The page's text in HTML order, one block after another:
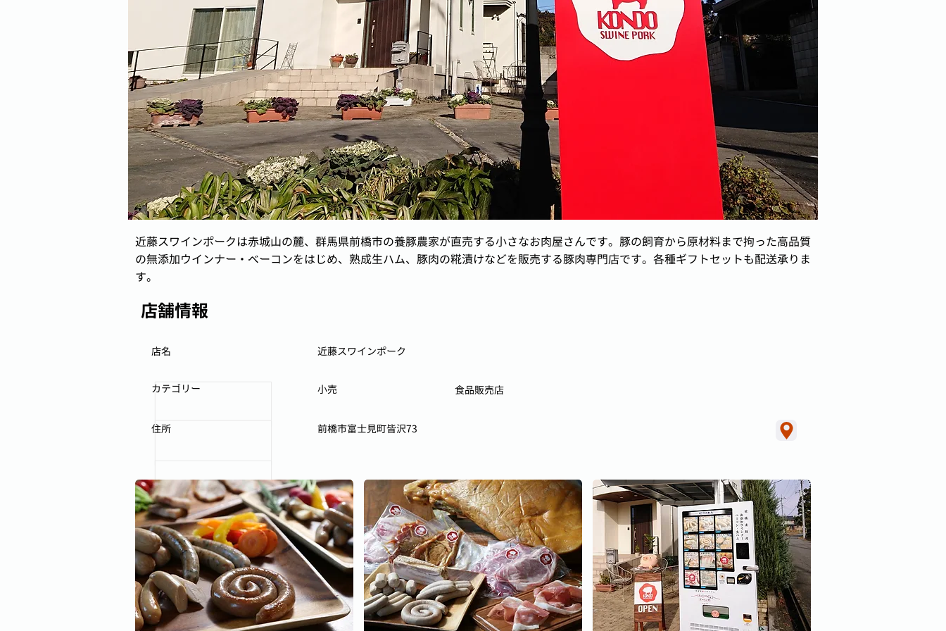
近藤スワインポークは赤城山の麓、群馬県前橋市の養豚農家が直売する小さなお肉屋さんです。豚の飼育から原材料まで拘った高品質
の無添加ウインナー・ベーコンをはじめ、熟成生ハム、豚肉の糀漬けなどを販売する豚肉専門店です。各種ギフトセットも配送承りま
す。
店舗情報
近藤スワインポーク
店名
小売
カテゴリー 食品販売店
前橋市富士見町皆沢73
住所